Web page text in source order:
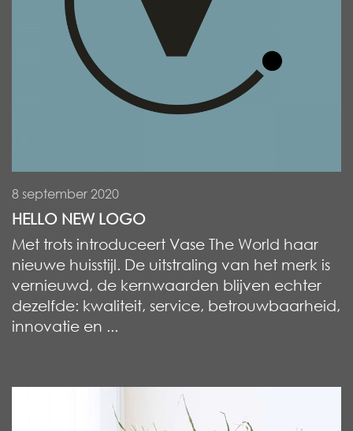
8 september 2020
HELLO NEW LOGO
Met trots introduceert Vase The World haar
nieuwe huisstijl. De uitstraling van het merk is
vernieuwd, de kernwaarden blijven echter
dezelfde: kwaliteit, service, betrouwbaarheid,
innovatie en ...